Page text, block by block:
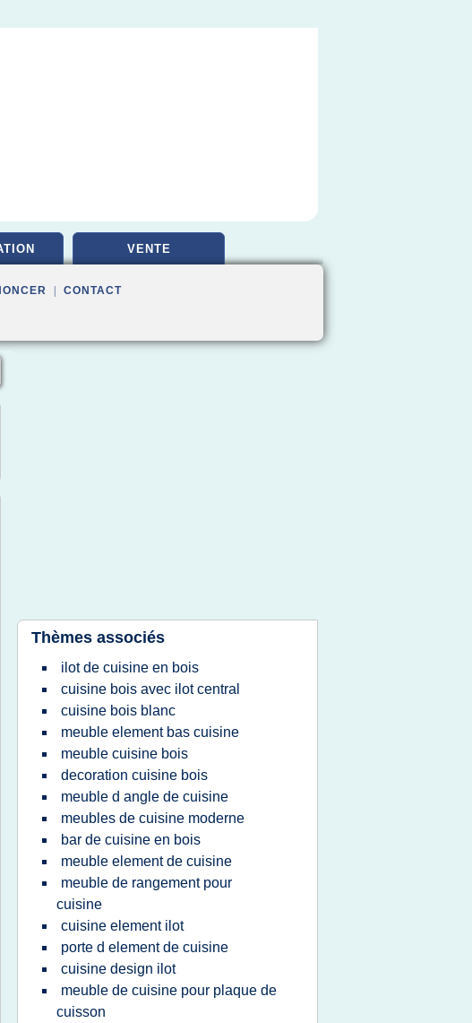
VENTE
CONTACT
Thèmes associés
ilot de cuisine en bois
cuisine bois avec ilot central
cuisine bois blanc
meuble element bas cuisine
meuble cuisine bois
decoration cuisine bois
meuble d angle de cuisine
meubles de cuisine moderne
bar de cuisine en bois
meuble element de cuisine
meuble de rangement pour
cuisine
cuisine element ilot
porte d element de cuisine
cuisine design ilot
meuble de cuisine pour plaque de
cuisson